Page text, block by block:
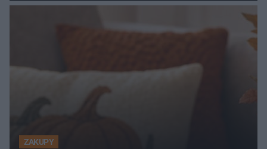
ZAKUPY